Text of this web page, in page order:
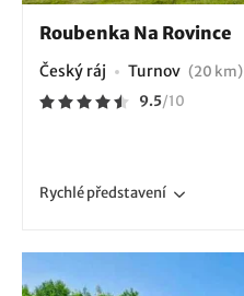
Roubenka Na Rovince
Český ráj Turnov (20 km)
9.5/10
Rychlépředstavení